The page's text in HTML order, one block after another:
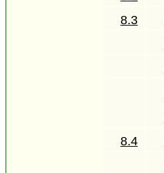
8.3
8.4